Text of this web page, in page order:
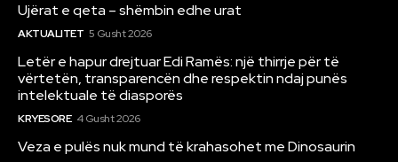
Ujërat e qeta – shëmbin edhe urat
AKTUALITET 5 Gusht 2026
Letër e hapur drejtuar Edi Ramës: një thirrje për të
vërtetën, transparencën dhe respektin ndaj punës
intelektuale të diasporës
KRYESORE 4 Gusht 2026
Veza e pulës nuk mund të krahasohet me Dinosaurin